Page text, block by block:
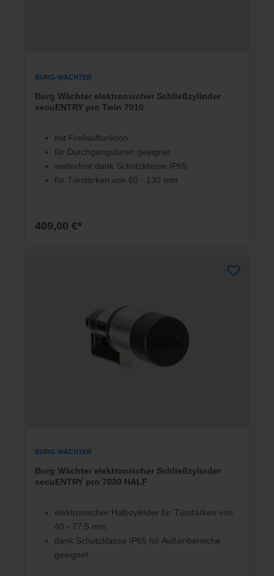
BURG-WÄCHTER
Burg Wächter elektronischer Schließzylinder
secuENTRY pro Twin 7010
mit Freilauffunktion
für Durchgangstüren geeignet
wetterfest dank Schutzklasse IP65
für Türstärken von 60 - 130 mm
409,00 €*
BURG-WÄCHTER
Burg Wächter elektronischer Schließzylinder
secuENTRY pro 7030 HALF
elektronischer Halbzylinder für Türstärken von
40 - 77,5 mm
dank Schutzklasse IP65 für Außenbereiche
geeignet